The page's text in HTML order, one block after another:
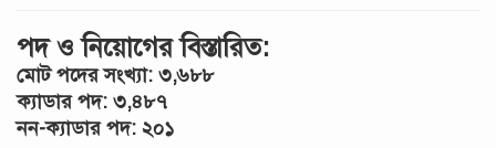
পদ ও নিয়োগের বিস্তারিত:
মোট পদের সংখ্যা: ৩,৬৮৮
ক্যাডার পদ: ৩,৪৮৭
নন-ক্যাডার পদ: ২০১